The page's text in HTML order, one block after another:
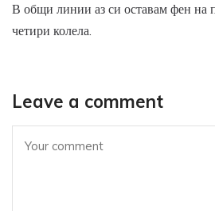
В общи линии аз си оставам фен на
четири колела.
Leave a comment